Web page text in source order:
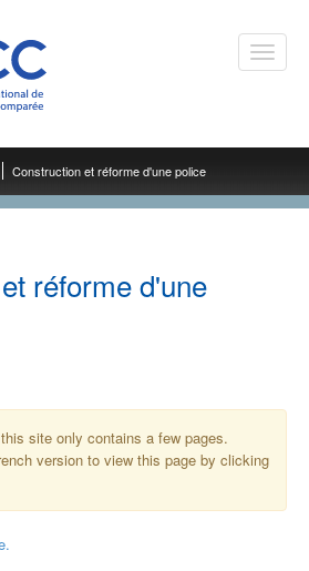
Toggle
Construction et réforme d'une police
réforme d'une
site only contains a few pages.
version to view this page by clicking